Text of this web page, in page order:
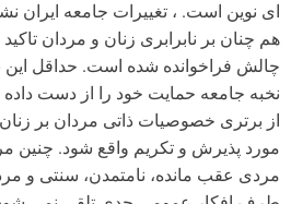
ای نوین است. ، تغییرات جامعه ایران
هم چنان بر نابرابری زنان و مردان
چالش فراخوانده شده است. حداقل این
نخبه جامعه حمایت خود را از دست
از برتری خصوصیات ذاتی مردان بر
مورد پذیرش و تکریم واقع شود. چنین
مردی عقب مانده، نامتمدن، سنتی و